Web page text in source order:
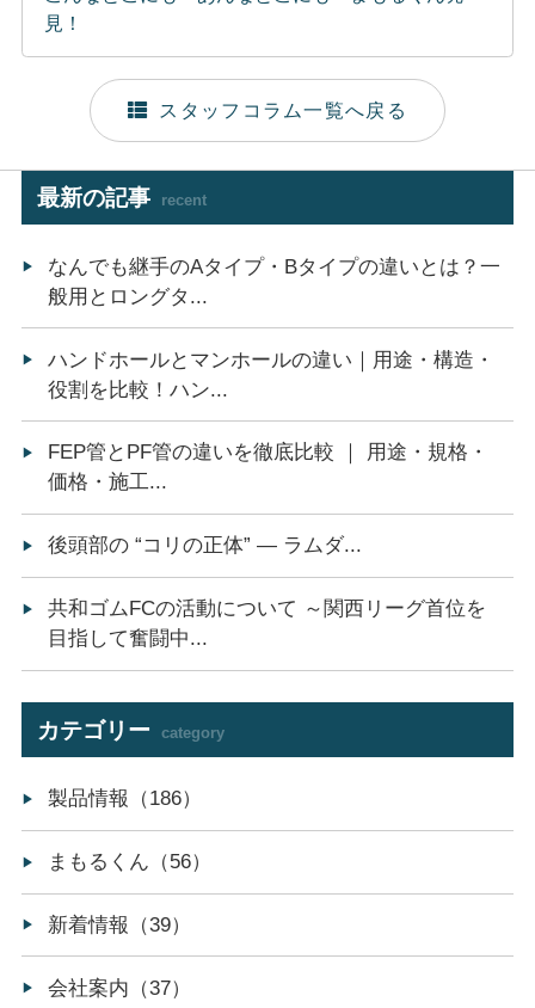
見！
スタッフコラム一覧へ戻る
最新の記事 recent
なんでも継手のAタイプ・Bタイプの違いとは？一
般用とロングタ...
ハンドホールとマンホールの違い｜用途・構造・
役割を比較！ハン...
FEP管とPF管の違いを徹底比較 ｜ 用途・規格・
価格・施工...
後頭部の “コリの正体” ― ラムダ...
共和ゴムFCの活動について ～関西リーグ首位を
目指して奮闘中...
カテゴリー category
製品情報（186）
まもるくん（56）
新着情報（39）
会社案内（37）